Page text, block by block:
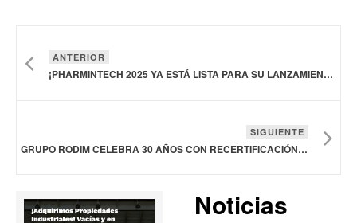
ANTERIOR
¡PHARMINTECH 2025 YA ESTÁ LISTA PARA SU LANZAMIENTO!
SIGUIENTE
GRUPO RODIM CELEBRA 30 AÑOS CON RECERTIFICACIÓN EN BUENAS PRÁCTICAS DE MANUFACTURA
Noticias